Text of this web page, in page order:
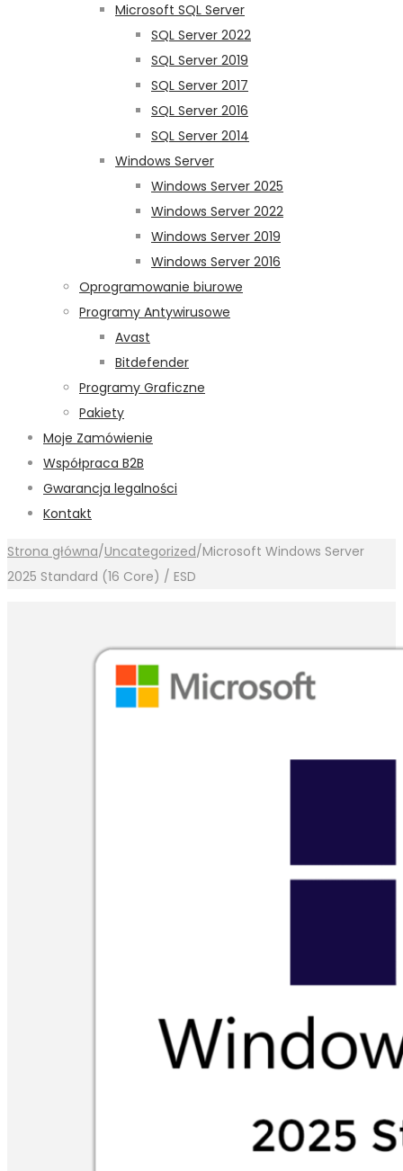
Microsoft SQL Server
SQL Server 2022
SQL Server 2019
SQL Server 2017
SQL Server 2016
SQL Server 2014
Windows Server
Windows Server 2025
Windows Server 2022
Windows Server 2019
Windows Server 2016
Oprogramowanie biurowe
Programy Antywirusowe
Avast
Bitdefender
Programy Graficzne
Pakiety
Moje Zamówienie
Współpraca B2B
Gwarancja legalności
Kontakt
Strona główna/Uncategorized/Microsoft Windows Server
2025 Standard (16 Core) / ESD